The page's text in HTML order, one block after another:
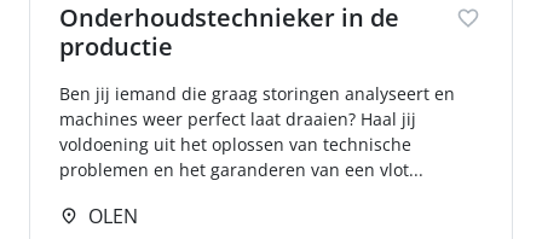
Onderhoudstechnieker in de
productie
Ben jij iemand die graag storingen analyseert en
machines weer perfect laat draaien? Haal jij
voldoening uit het oplossen van technische
problemen en het garanderen van een vlot...
OLEN